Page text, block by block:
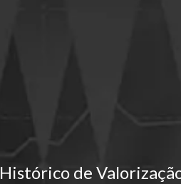
Histórico de